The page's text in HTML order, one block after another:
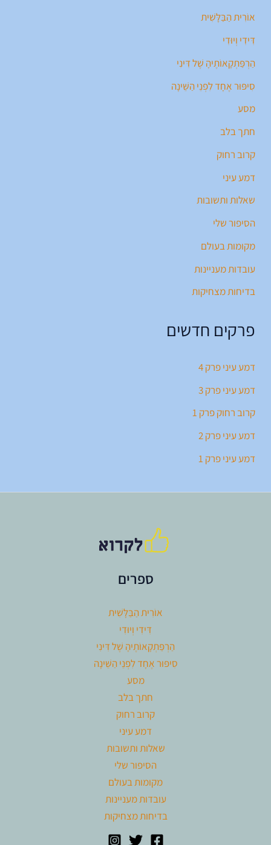
אוֹרִית הַבַּלָּשִׁית
דִּידִי וְיוּדִי
הַרְפַּתְקָאוֹתֶיהָ שֶׁל דִּינִי
סִיפּוּר אֶחָד לִפְנֵי הַשֵּׁינָה
מסע
חתך בלב
קרוב רחוק
דמע עיני
שאלות ותשובות
הסיפור שלי
מקומות בעולם
עובדות מעניינות
בדיחות מצחיקות
פרקים חדשים
דמע עיני פרק 4
דמע עיני פרק 3
קרוב רחוק פרק 1
דמע עיני פרק 2
דמע עיני פרק 1
ספרים
אוֹרִית הַבַּלָּשִׁית
דִּידִי וְיוּדִי
הַרְפַּתְקָאוֹתֶיהָ שֶׁל דִּינִי
סִיפּוּר אֶחָד לִפְנֵי הַשֵּׁינָה
מסע
חתך בלב
קרוב רחוק
דמע עיני
שאלות ותשובות
הסיפור שלי
מקומות בעולם
עובדות מעניינות
בדיחות מצחיקות